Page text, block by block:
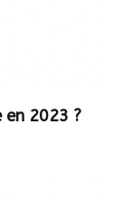
en 2023 ?